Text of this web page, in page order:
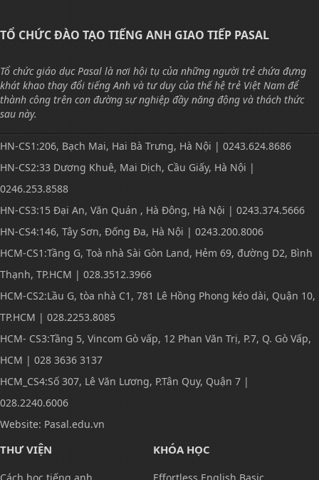
TỔ CHỨC ĐÀO TẠO TIẾNG ANH GIAO TIẾP PASAL
Tổ chức giáo dục Pasal là nơi hội tụ của những người trẻ chứa đựng
khát khao thay đổi tiếng Anh và tư duy của thế hệ trẻ Việt Nam để
thành công trên con đường sự nghiệp đầy năng động và thách thức
sau này.
HN-CS1:206, Bạch Mai, Hai Bà Trưng, Hà Nội | 0243.624.8686
HN-CS2:33 Dương Khuê, Mai Dịch, Cầu Giấy, Hà Nội |
0246.253.8588
HN-CS3:15 Đại An, Văn Quán , Hà Đông, Hà Nội | 0243.374.5666
HN-CS4:146, Tây Sơn, Đống Đa, Hà Nội | 0243.200.8006
HCM-CS1:Tầng G, Toà nhà Sài Gòn Land, Hẻm 69, đường D2, Bình
Thạnh, TP.HCM | 028.3512.3966
HCM-CS2:Lầu G, tòa nhà C1, 781 Lê Hồng Phong kéo dài, Quận 10,
TP.HCM | 028.2253.8085
HCM- CS3:Tầng 5, Vincom Gò vấp, 12 Phan Văn Trị, P.7, Q. Gò Vấp,
HCM | 028 3636 3137
HCM_CS4:Số 307, Lê Văn Lương, P.Tân Quy, Quận 7 |
028.2240.6006
Website: Pasal.edu.vn
THƯ VIỆN KHÓA HỌC